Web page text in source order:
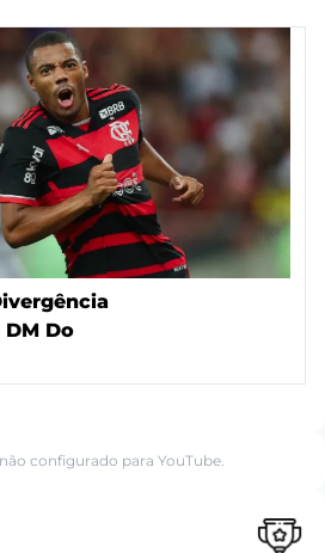
DM Do
configurado para YouTube.